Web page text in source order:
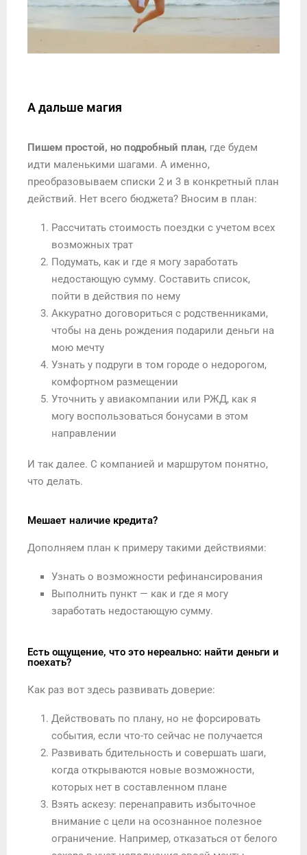
А дальше магия
Пишем простой, но подробный план, где будем
идти маленькими шагами. А именно,
преобразовываем списки 2 и 3 в конкретный план
действий. Нет всего бюджета? Вносим в план:
Рассчитать стоимость поездки с учетом всех
возможных трат
Подумать, как и где я могу заработать
недостающую сумму. Составить список,
пойти в действия по нему
Аккуратно договориться с родственниками,
чтобы на день рождения подарили деньги на
мою мечту
Узнать у подруги в том городе о недорогом,
комфортном размещении
Уточнить у авиакомпании или РЖД, как я
могу воспользоваться бонусами в этом
направлении
И так далее. С компанией и маршрутом понятно,
что делать.
Мешает наличие кредита?
Дополняем план к примеру такими действиями:
Узнать о возможности рефинансирования
Выполнить пункт — как и где я могу
заработать недостающую сумму.
Есть ощущение, что это нереально: найти деньги и
поехать?
Как раз вот здесь развивать доверие:
Действовать по плану, но не форсировать
события, если что-то сейчас не получается
Развивать бдительность и совершать шаги,
когда открываются новые возможности,
которых нет в составленном плане
Взять аскезу: перенаправить избыточное
внимание с цели на осознанное полезное
ограничение. Например, отказаться от белого